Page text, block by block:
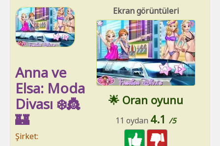
Ekran görüntüleri
🌟 Oran oyunu
11 oydan 4.1 /5
Anna ve
Elsa: Moda
Divası ❄️👸
🏰
Şirket: